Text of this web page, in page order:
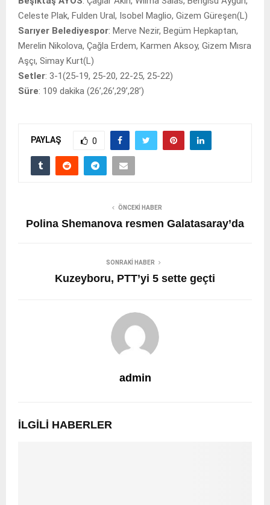
Celeste Plak, Fulden Ural, Isobel Maglio, Gizem Güreşen(L)
Sarıyer Belediyespor: Merve Nezir, Begüm Hepkaptan,
Merelin Nikolova, Çağla Erdem, Karmen Aksoy, Gizem Mısra
Aşçı, Simay Kurt(L)
Setler: 3-1(25-19, 25-20, 22-25, 25-22)
Süre: 109 dakika (26’,26’,29’,28’)
PAYLAŞ 0
ÖNCEKI HABER
Polina Shemanova resmen Galatasaray’da
SONRAKI HABER
Kuzeyboru, PTT’yi 5 sette geçti
admin
İLGILI HABERLER